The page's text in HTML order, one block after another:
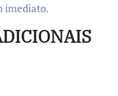
imediato.